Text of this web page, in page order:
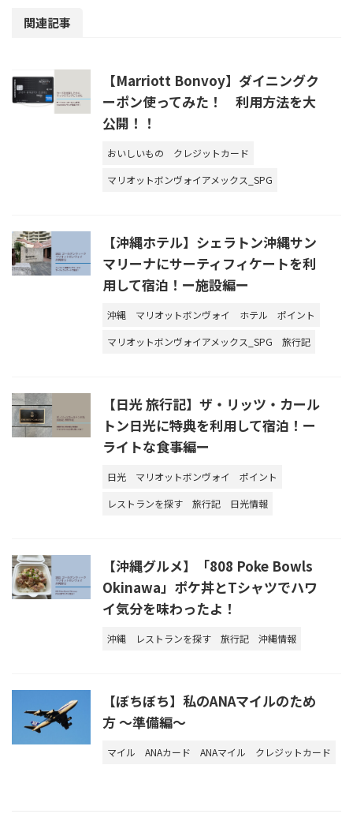
関連記事
【Marriott Bonvoy】ダイニングク
ーポン使ってみた！ 利用方法を大
公開！！
おいしいもの
クレジットカード
マリオットボンヴォイアメックス_SPG
【沖縄ホテル】シェラトン沖縄サン
マリーナにサーティフィケートを利
用して宿泊！ー施設編ー
沖縄 マリオットボンヴォイ ホテル
ポイント
マリオットボンヴォイアメックス_SPG
旅行記
【日光 旅行記】ザ・リッツ・カール
トン日光に特典を利用して宿泊！ー
ライトな食事編ー
日光 マリオットボンヴォイ
ポイント
レストランを探す
旅行記 日光情報
【沖縄グルメ】「808 Poke Bowls
Okinawa」ポケ丼とTシャツでハワ
イ気分を味わったよ！
沖縄 レストランを探す 旅行記 沖縄情報
【ぼちぼち】私のANAマイルのため
方 ～準備編～
マイル ANAカード ANAマイル クレジットカード